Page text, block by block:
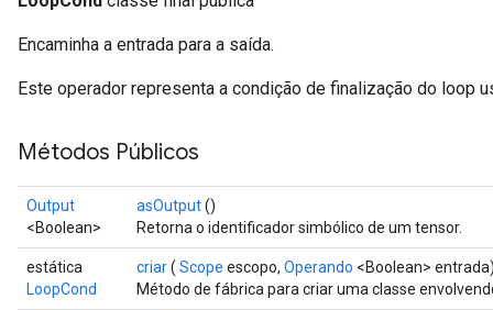
Encaminha a entrada para a saída.
Este operador representa a condição de finalização do loop
Métodos Públicos
Output
<Boolean>
asOutput()
Retorna o identificador simbólico de um tensor.
estática
LoopCond
criar( Scope escopo, Operando <Boolean>
Método de fábrica para criar uma classe